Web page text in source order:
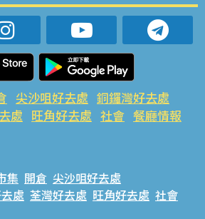
尖沙咀好去處 銅鑼灣好去處
處 旺角好去處 社會 餐廳情報
集 開倉 尖沙咀好去處
處 荃灣好去處 旺角好去處 社會